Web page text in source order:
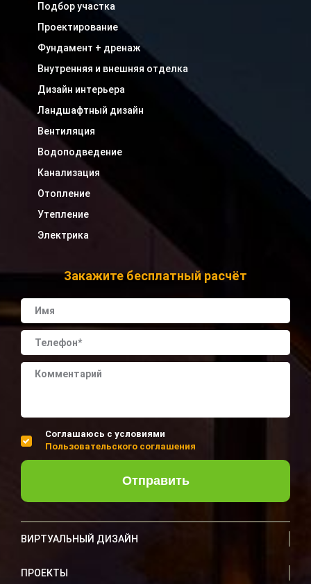
Подбор участка
Проектирование
Фундамент + дренаж
Внутренняя и внешняя отделка
Дизайн интерьера
Ландшафтный дизайн
Вентиляция
Водоподведение
Канализация
Отопление
Утепление
Электрика
Закажите бесплатный расчёт
Соглашаюсь с условиями
Пользовательского соглашения
Отправить
ВИРТУАЛЬНЫЙ ДИЗАЙН
ПРОЕКТЫ